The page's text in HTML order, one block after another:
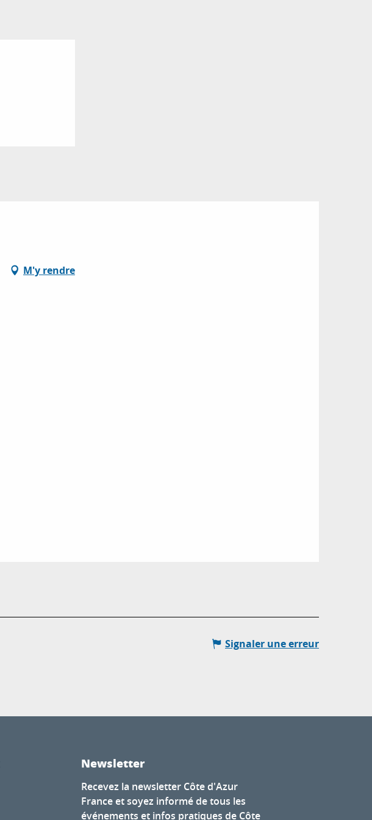
M'y rendre
Signaler une erreur
Newsletter
Recevez la newsletter Côte d'Azur
France et soyez informé de tous les
événements et infos pratiques de Côte